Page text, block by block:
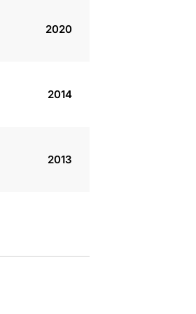
2020
2014
2013